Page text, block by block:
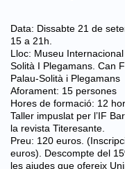
Data: Dissabte 21 de
15 a 21h.
Lloc: Museu
Solità I Plegamans. Can
Palau-Solità i Plegamans
Aforament: 15 persones
Hores de formació: 12
Taller impuslat per l’IF
la revista Titeresante.
Preu: 120 euros.
euros). Descompte del
les ajudes que ofereix